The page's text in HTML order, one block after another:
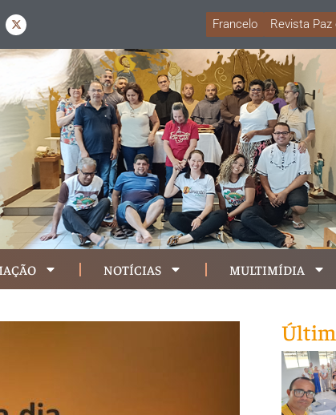
Francelo Revista Paz
NOTÍCIAS MULTIMÍDIA